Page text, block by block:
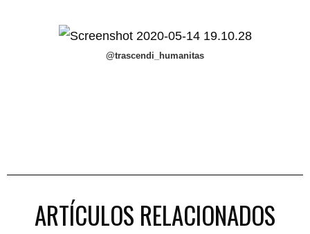
@trascendi_humanitas
ARTÍCULOS RELACIONADOS